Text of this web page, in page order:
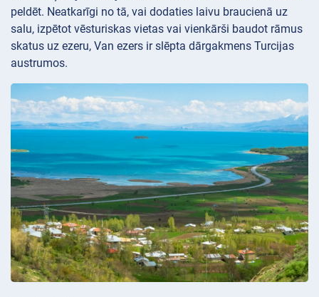
peldēt. Neatkarīgi no tā, vai dodaties laivu braucienā uz
salu, izpētot vēsturiskas vietas vai vienkārši baudot rāmus
skatus uz ezeru, Van ezers ir slēpta dārgakmens Turcijas
austrumos.